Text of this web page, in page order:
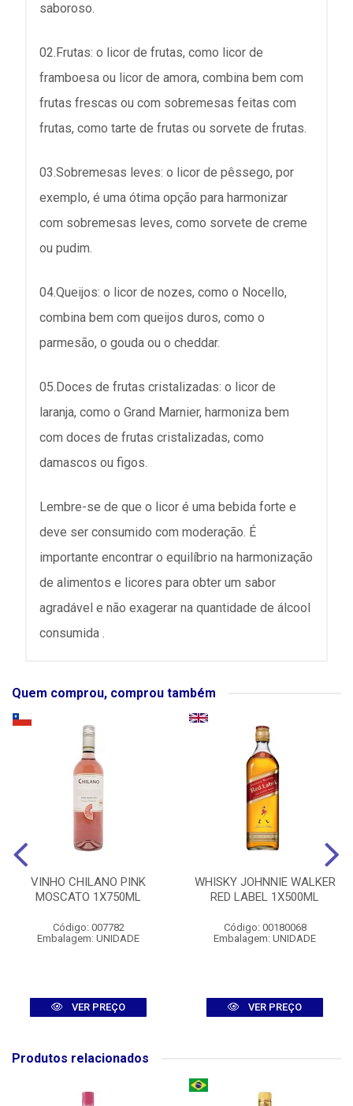
saboroso.
02.Frutas: o licor de frutas, como licor de
framboesa ou licor de amora, combina bem com
frutas frescas ou com sobremesas feitas com
frutas, como tarte de frutas ou sorvete de frutas.
03.Sobremesas leves: o licor de pêssego, por
exemplo, é uma ótima opção para harmonizar
com sobremesas leves, como sorvete de creme
ou pudim.
04.Queijos: o licor de nozes, como o Nocello,
combina bem com queijos duros, como o
parmesão, o gouda ou o cheddar.
05.Doces de frutas cristalizadas: o licor de
laranja, como o Grand Marnier, harmoniza bem
com doces de frutas cristalizadas, como
damascos ou figos.
Lembre-se de que o licor é uma bebida forte e
deve ser consumido com moderação. É
importante encontrar o equilíbrio na harmonização
de alimentos e licores para obter um sabor
agradável e não exagerar na quantidade de álcool
consumida .
Quem comprou, comprou também
VINHO CHILANO PINK
MOSCATO 1X750ML
Código: 007782
Embalagem: UNIDADE
VER PREÇO
WHISKY JOHNNIE WALKER
RED LABEL 1X500ML
Código: 00180068
Embalagem: UNIDADE
VER PREÇO
Produtos relacionados